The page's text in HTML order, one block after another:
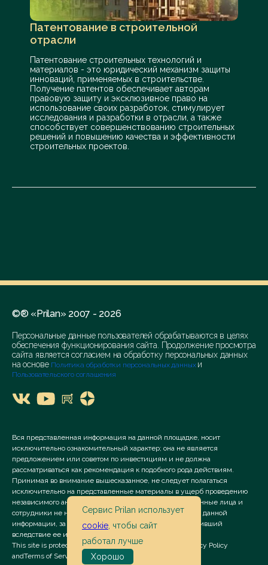
Патентование в строительной
отрасли
Патентование строительных технологий и
материалов - это юридический механизм защиты
инноваций, применяемых в строительстве.
Получение патентов обеспечивает авторам
правовую защиту и эксклюзивное право на
использование своих разработок, стимулирует
исследования и разработки в отрасли, а также
способствует совершенствованию строительных
решений и повышению качества и эффективности
строительных проектов.
©® «Prilan» 2007 - 2026
Персональные данные пользователей обрабатываются в целях
обеспечения функционирования сайта. Продолжение просмотра
сайта является согласием на обработку персональных данных
на основе Политика обработки персональных данных и
Пользовательского соглашения
Вся представленная информация на данной площадке, носит
исключительно ознакомительный характер; она не является
предложением или советом по инвестициям и не должна
рассматриваться как рекомендация к подобного рода действиям.
Принимая во внимание вышесказанное, не следует полагаться
исключительно на представленные материалы в ущерб проведению
независимого анализа. Сервис «Prilan» его аффилированные лица и
сотрудники не несут ответственности за использование данной
информации, за прямой или косвенный ущерб, наступивший
вследствие ее использования.
This site is protected by reCAPTCHA and the Google
Privacy Policy
andTerms of Service apply.
Сервис Prilan использует
cookie , чтобы сайт
работал лучше
Хорошо